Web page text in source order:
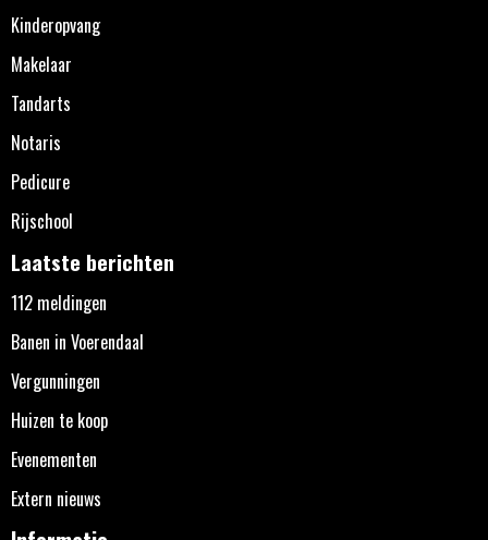
Kinderopvang
Makelaar
Tandarts
Notaris
Pedicure
Rijschool
Laatste berichten
112 meldingen
Banen in Voerendaal
Vergunningen
Huizen te koop
Evenementen
Extern nieuws